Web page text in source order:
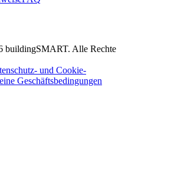
buildingSMART. Alle Rechte
und Cookie-
Geschäftsbedingungen